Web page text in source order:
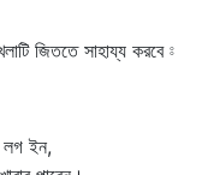
জিততে সাহায্য করবে ⦂
লগ ইন,